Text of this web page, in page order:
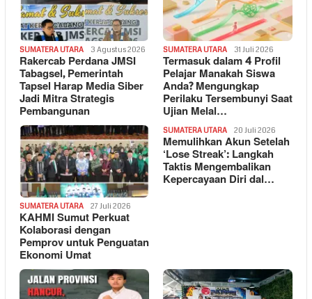
SUMATERA UTARA 3 Agustus 2026
Rakercab Perdana JMSI
Tabagsel, Pemerintah
Tapsel Harap Media Siber
Jadi Mitra Strategis
Pembangunan
SUMATERA UTARA 31 Juli 2026
Termasuk dalam 4 Profil
Pelajar Manakah Siswa
Anda? Mengungkap
Perilaku Tersembunyi Saat
Ujian Melal…
SUMATERA UTARA 27 Juli 2026
KAHMI Sumut Perkuat
Kolaborasi dengan
Pemprov untuk Penguatan
Ekonomi Umat
SUMATERA UTARA 20 Juli 2026
Memulihkan Akun Setelah
‘Lose Streak’: Langkah
Taktis Mengembalikan
Kepercayaan Diri dal…